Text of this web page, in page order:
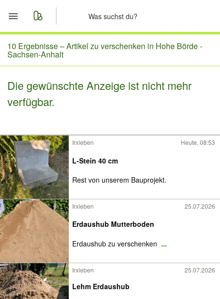
Start
Merkliste
Nachrichten
10 Ergebnisse –Artikel zu verschenken in Hohe Börde -
Sachsen-Anhalt
Die gewünschte Anzeige ist nicht mehr
verfügbar.
Irxleben Heute, 08:53
L-Stein 40 cm
Rest von unserem Bauprojekt.
Irxleben 25.07.2026
Erdaushub Mutterboden
Erdaushub zu verschenken ...
Irxleben 25.07.2026
Lehm Erdaushub